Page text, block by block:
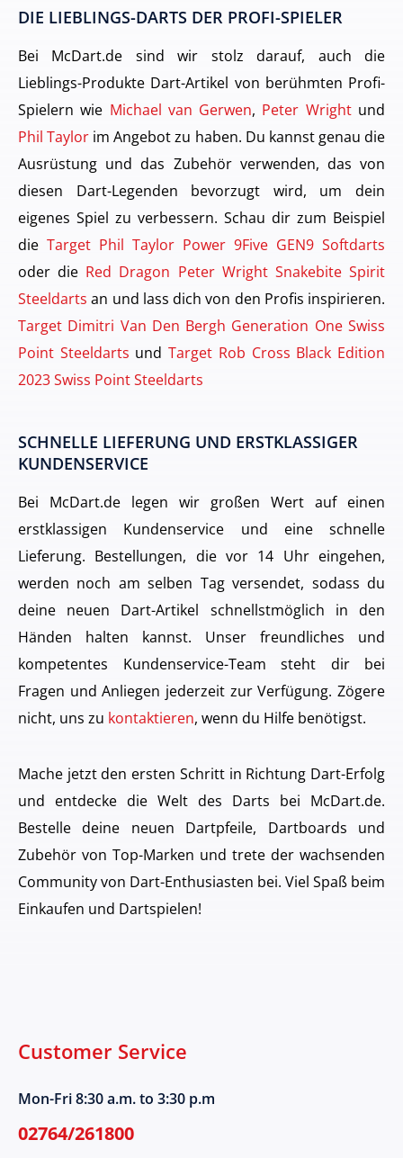
DIE LIEBLINGS-DARTS DER PROFI-SPIELER
Bei McDart.de sind wir stolz darauf, auch die
Lieblings-Produkte Dart-Artikel von berühmten Profi-
Spielern wie Michael van Gerwen, Peter Wrightund
Phil Taylor im Angebot zu haben. Du kannst genau die
Ausrüstung und das Zubehör verwenden, das von
diesen Dart-Legenden bevorzugt wird, um dein
eigenes Spiel zu verbessern. Schau dir zum Beispiel
die Target Phil Taylor Power 9Five GEN9 Softdarts
oder die Red Dragon Peter Wright Snakebite Spirit
Steeldarts an und lass dich von den Profis inspirieren.
Target Dimitri Van Den Bergh Generation One Swiss
Point Steeldarts undTarget Rob Cross Black Edition
2023 Swiss Point Steeldarts
SCHNELLE LIEFERUNG UND ERSTKLASSIGER
KUNDENSERVICE
Bei McDart.de legen wir großen Wert auf einen
erstklassigen Kundenservice und eine schnelle
Lieferung. Bestellungen, die vor 14 Uhr eingehen,
werden noch am selben Tag versendet, sodass du
deine neuen Dart-Artikel schnellstmöglich in den
Händen halten kannst. Unser freundliches und
kompetentes Kundenservice-Team steht dir bei
Fragen und Anliegen jederzeit zur Verfügung. Zögere
nicht, uns zu kontaktieren, wenn du Hilfe benötigst.
Mache jetzt den ersten Schritt in Richtung Dart-Erfolg
und entdecke die Welt des Darts bei McDart.de.
Bestelle deine neuen Dartpfeile, Dartboards und
Zubehör von Top-Marken und trete der wachsenden
Community von Dart-Enthusiasten bei. Viel Spaß beim
Einkaufen und Dartspielen!
Customer Service
Mon-Fri 8:30 a.m. to 3:30 p.m
02764/261800